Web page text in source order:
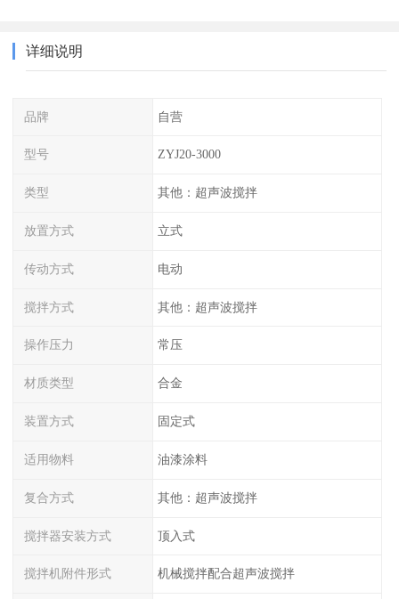
详细说明
品牌 自营
型号 ZYJ20-3000
类型 其他：超声波搅拌
放置方式 立式
传动方式 电动
搅拌方式 其他：超声波搅拌
操作压力 常压
材质类型 合金
装置方式 固定式
适用物料 油漆涂料
复合方式 其他：超声波搅拌
搅拌器安装方式 顶入式
搅拌机附件形式 机械搅拌配合超声波搅拌